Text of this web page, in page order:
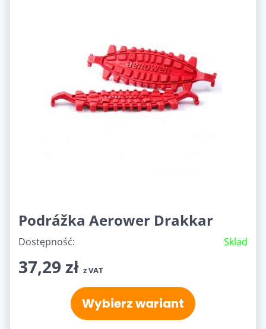
Podrážka Aerower Drakkar
Dostępność: Sklad
37,29 zł z VAT
Wybierz wariant